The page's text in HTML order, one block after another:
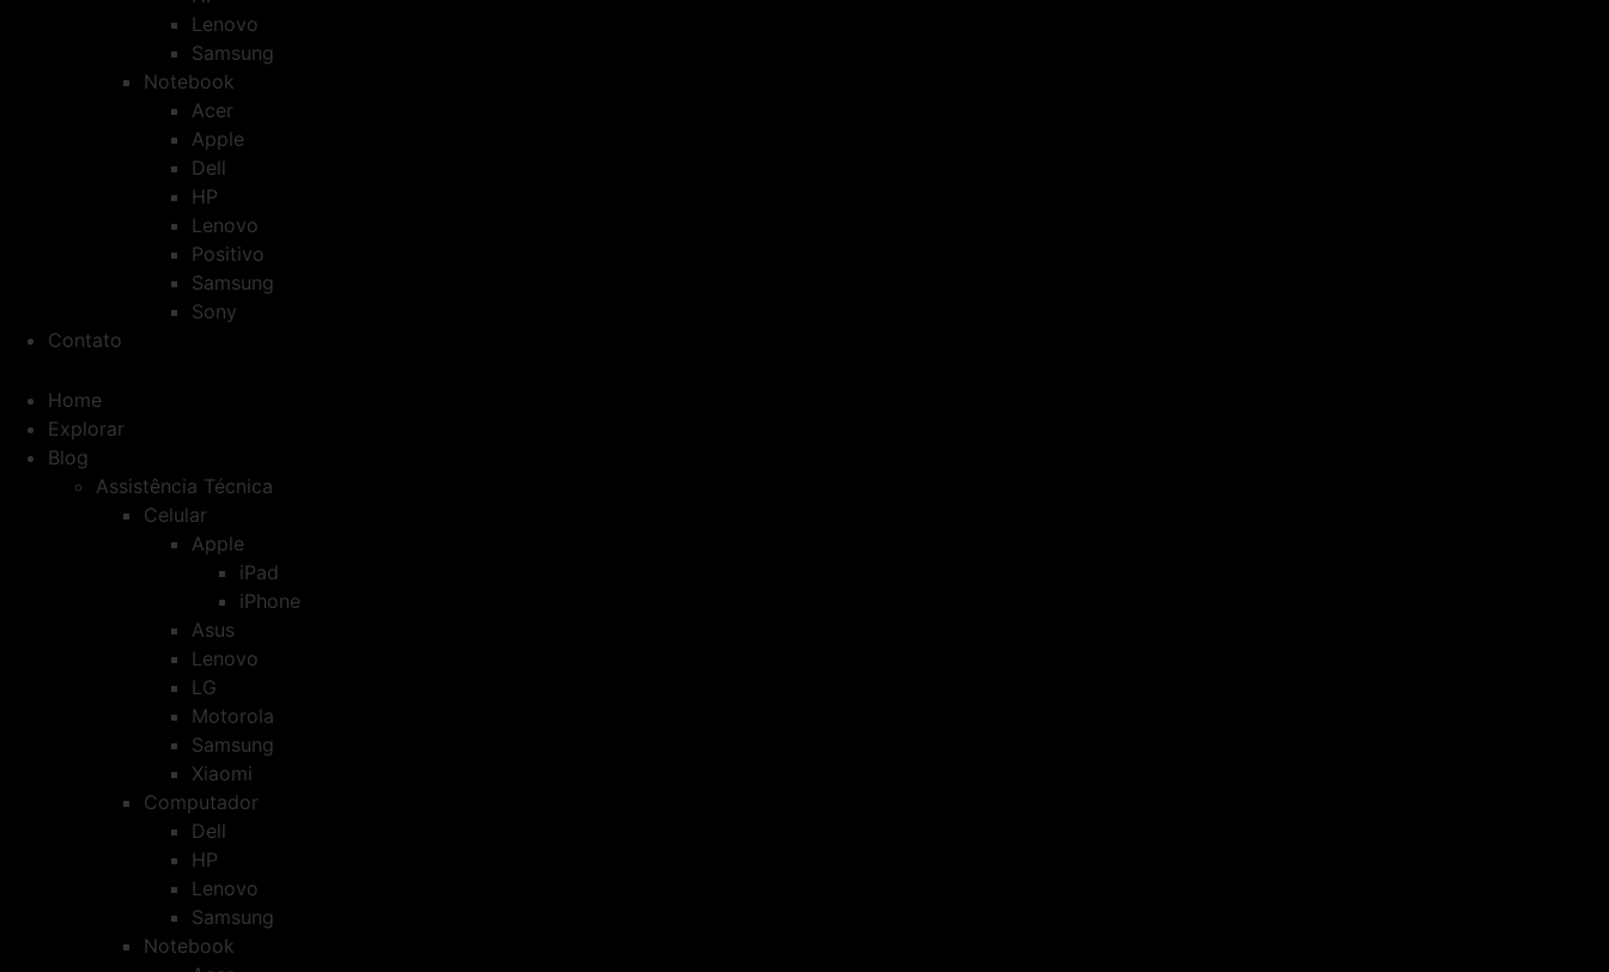
Lenovo
Samsung
Notebook
Acer
Apple
Dell
HP
Lenovo
Positivo
Samsung
Sony
Contato
Home
Explorar
Blog
Assistência Técnica
Celular
Apple
iPad
iPhone
Asus
Lenovo
LG
Motorola
Samsung
Xiaomi
Computador
Dell
HP
Lenovo
Samsung
Notebook